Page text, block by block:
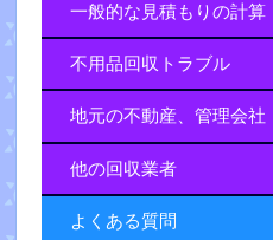
一般的な見積もりの計算
不用品回収トラブル
地元の不動産、管理会社
他の回収業者
よくある質問